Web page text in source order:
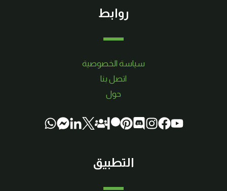
روابط
سياسة الخصوصية
اتصل بنا
حول
التطبيق